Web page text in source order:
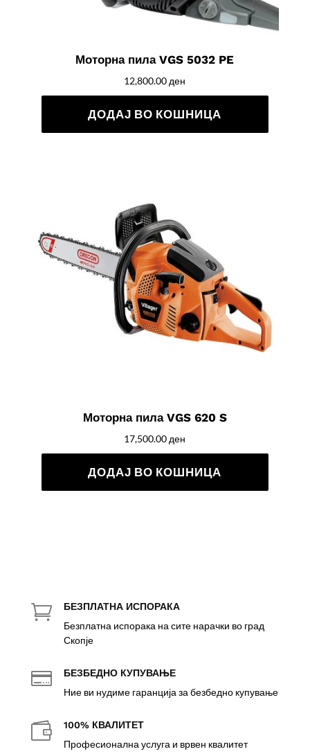
Моторна пила VGS 5032 PE
12,800.00 ден
ДОДАЈ ВО КОШНИЦА
Моторна пила VGS 620 S
17,500.00 ден
ДОДАЈ ВО КОШНИЦА
 БЕЗПЛАТНА ИСПОРАКА
Безплатна испорака на сите нарачки во град
Скопје
 БЕЗБЕДНО КУПУВАЊЕ
Ние ви нудиме гаранција за безбедно купување
 100% КВАЛИТЕТ
Професионална услуга и врвен квалитет